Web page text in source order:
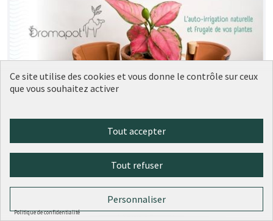
Tygre - Dromapot
Ce site utilise des cookies et vous donne le contrôle sur ceux
que vous souhaitez activer
Tout accepter
Tout refuser
Personnaliser
Politique de confidentialité